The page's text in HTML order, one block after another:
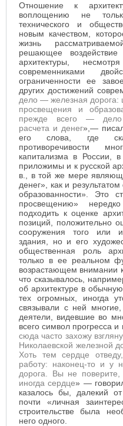
Отношение к
воплощению не
технического и
новым качеством,
жизнь
решающее
архитектуры,
современниками
ограниченности ее
других достижений
дело — железная дорога:
просвещения и
прежде всего — дело
расчета и денег»,—
его слова, где
противоречивости
капитализма в России,
приложимы и к русской
в., в той же мере
денег», как и
образованности». Это
просвещению»
подходить к оценке
позиций, положительно
сооружения того или
здания, но и его
общественная роль
только в ее реальном
возрастающем внимании
что сказывалось,
об архитектуре в
тех огромных, иногда
связывали с ней
деятели, видевшие во
всего символ прогресса
сюда часто захожу
Николаевской железной
Хоть тем сердце
работу: наконец-то и у
дорога. Вы не
иногда сердце» —
казалось бы, далекий
почти «личная
строительстве была
него одного.